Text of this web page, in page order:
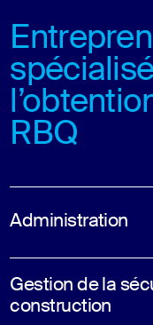
RBQ
Administration
Gestion de la
construction